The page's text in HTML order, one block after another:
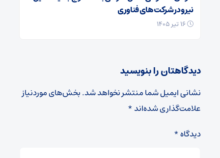
نیرو در شرکت‌های فناوری
دیدگاهتان را بنویسید
نشانی ایمیل شما منتشر نخواهد شد.بخش‌های موردنیاز
علامت‌گذاری شده‌اند*
دیدگاه*